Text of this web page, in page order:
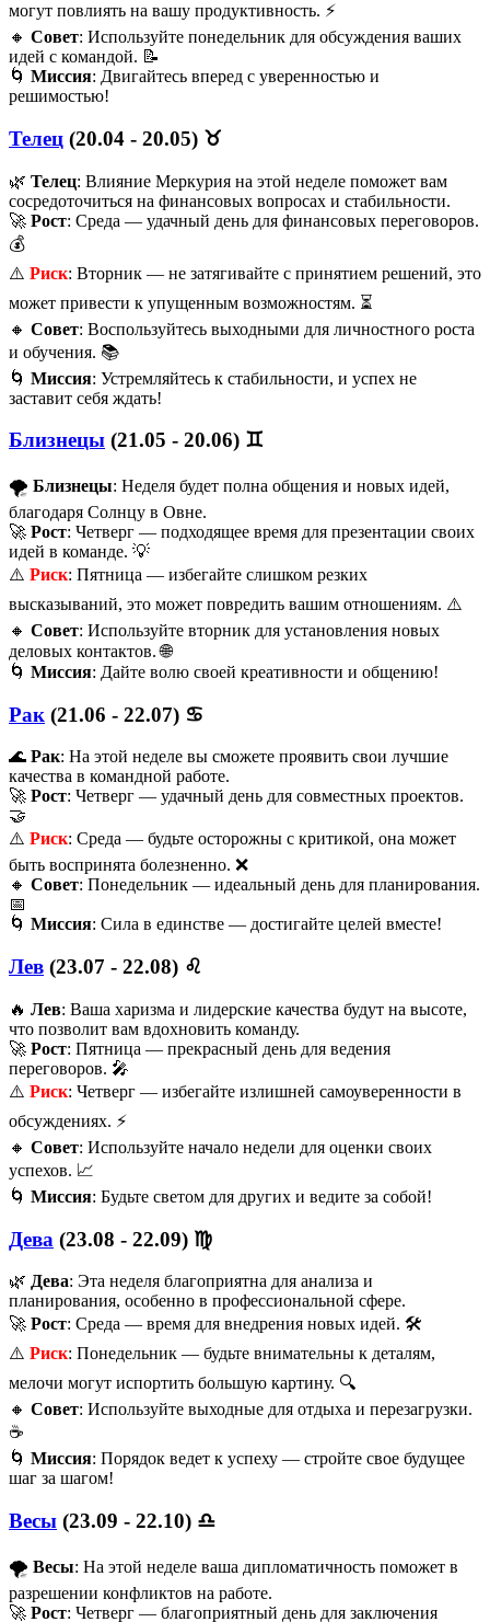
могут повлиять на вашу продуктивность. ⚡
🔸 Совет: Используйте понедельник для обсуждения ваших
идей с командой. 📝
🌀 Миссия: Двигайтесь вперед с уверенностью и
решимостью!
Телец (20.04 - 20.05) ♉️
🌿 Телец: Влияние Меркурия на этой неделе поможет вам
сосредоточиться на финансовых вопросах и стабильности.
🚀 Рост: Среда — удачный день для финансовых переговоров.
💰
⚠️ Риск: Вторник — не затягивайте с принятием решений, это
может привести к упущенным возможностям. ⏳
🔸 Совет: Воспользуйтесь выходными для личностного роста
и обучения. 📚
🌀 Миссия: Устремляйтесь к стабильности, и успех не
заставит себя ждать!
Близнецы (21.05 - 20.06) ♊️
🌪️ Близнецы: Неделя будет полна общения и новых идей,
благодаря Солнцу в Овне.
🚀 Рост: Четверг — подходящее время для презентации своих
идей в команде. 💡
⚠️ Риск: Пятница — избегайте слишком резких
высказываний, это может повредить вашим отношениям. ⚠️
🔸 Совет: Используйте вторник для установления новых
деловых контактов. 🌐
🌀 Миссия: Дайте волю своей креативности и общению!
Рак (21.06 - 22.07) ♋️
🌊 Рак: На этой неделе вы сможете проявить свои лучшие
качества в командной работе.
🚀 Рост: Четверг — удачный день для совместных проектов.
🤝
⚠️ Риск: Среда — будьте осторожны с критикой, она может
быть воспринята болезненно. ❌
🔸 Совет: Понедельник — идеальный день для планирования.
📅
🌀 Миссия: Сила в единстве — достигайте целей вместе!
Лев (23.07 - 22.08) ♌️
🔥 Лев: Ваша харизма и лидерские качества будут на высоте,
что позволит вам вдохновить команду.
🚀 Рост: Пятница — прекрасный день для ведения
переговоров. 🎤
⚠️ Риск: Четверг — избегайте излишней самоуверенности в
обсуждениях. ⚡
🔸 Совет: Используйте начало недели для оценки своих
успехов. 📈
🌀 Миссия: Будьте светом для других и ведите за собой!
Дева (23.08 - 22.09) ♍️
🌿 Дева: Эта неделя благоприятна для анализа и
планирования, особенно в профессиональной сфере.
🚀 Рост: Среда — время для внедрения новых идей. 🛠️
⚠️ Риск: Понедельник — будьте внимательны к деталям,
мелочи могут испортить большую картину. 🔍
🔸 Совет: Используйте выходные для отдыха и перезагрузки.
☕
🌀 Миссия: Порядок ведет к успеху — стройте свое будущее
шаг за шагом!
Весы (23.09 - 22.10) ♎️
🌪️ Весы: На этой неделе ваша дипломатичность поможет в
разрешении конфликтов на работе.
🚀 Рост: Четверг — благоприятный день для заключения